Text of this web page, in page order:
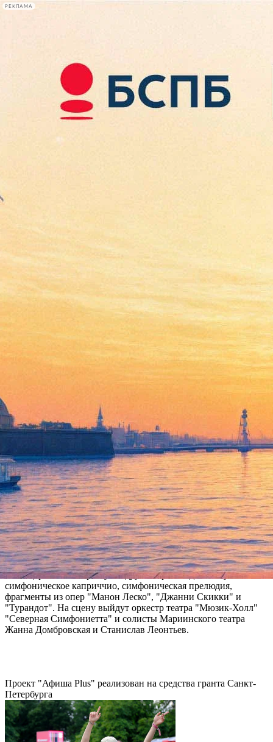
РЕКЛАМА
Сегодня:
2026.08.08
12:01
Афиша Plus
В Петербурге исполнят
неизвестное скерцо Пуччини
14 декабря 2015, Версия для печати
В рамках IV Санкт-Петербургского международного
культурного форума в нашем городе впервые в России будет
исполнено недавно найденное и ранее неизвестное скерцо
Джакомо Пуччини.
Партитура для симфонического оркестра была случайно
приобретена у итальянского букиниста и передана в Центр
изучения творчества композитора. В результате переговоров с
Центром художественный руководитель Петербургского
Мюзик-Холла Фабио Мастранджело получил право первого
исполнения скерцо в России под своим руководством.
Музыкальная премьера состоится 15 декабря в Юсуповском
дворце.
В концерте также прозвучат другие произведения Пуччини –
симфоническое каприччио, симфоническая прелюдия,
фрагменты из опер "Манон Леско", "Джанни Скикки" и
"Турандот". На сцену выйдут оркестр театра "Мюзик-Холл"
"Северная Симфониетта" и солисты Мариинского театра
Жанна Домбровская и Станислав Леонтьев.
Проект "Афиша Plus" реализован на средства гранта Санкт-
Петербурга